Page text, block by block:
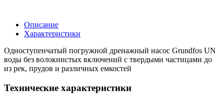
Описание
Характеристики
Одноступенчатый погружной дренажный насос Grundfos
воды без волокнистых включений с твердыми частицами
из рек, прудов и различных емкостей
Технические характеристики